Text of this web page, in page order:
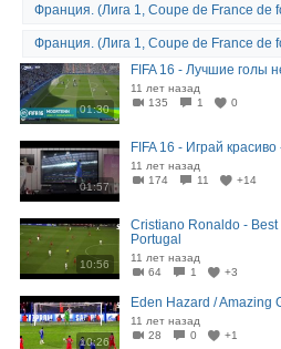
Франция. (Лига 1, Coupe de France de
Франция. (Лига 1, Coupe de France de
01:30
FIFA 16 - Лучшие голы
11 лет назад
135
1 0
01:57
FIFA 16 - Играй
11 лет назад
174
11 +14
10:56
Cristiano Ronaldo -
Portugal
11 лет назад
64
1 +3
10:26
Eden Hazard / Amazing
11 лет назад
28
0 +1